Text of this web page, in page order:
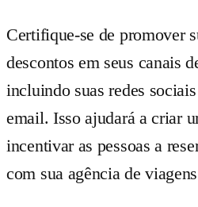
Certifique-se de promover
descontos em seus canais
incluindo suas redes
email. Isso ajudará a criar
incentivar as pessoas a
com sua agência de